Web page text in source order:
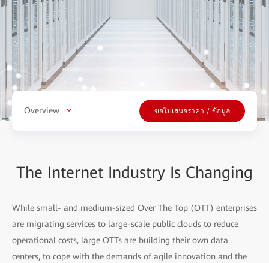
Overview ขอใบเสนอราคา / ข้อมูล
The Internet Industry Is Changing
While small- and medium-sized Over The Top (OTT) enterprises
are migrating services to large-scale public clouds to reduce
operational costs, large OTTs are building their own data
centers, to cope with the demands of agile innovation and the